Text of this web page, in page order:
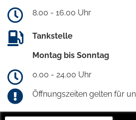
8.00 - 16.00 Uhr
Tankstelle
Montag bis Sonntag
0.00 - 24.00 Uhr
Öffnungszeiten gelten für